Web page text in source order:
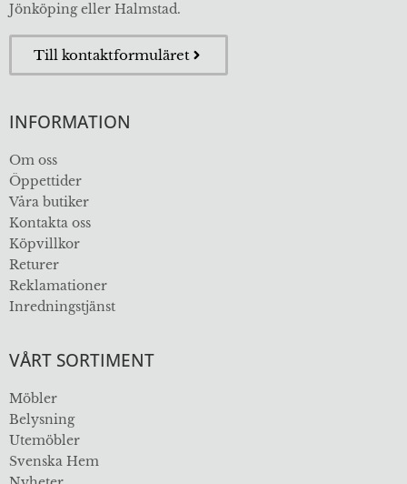
Jönköping eller Halmstad.
Till kontaktformuläret
INFORMATION
Om oss
Öppettider
Våra butiker
Kontakta oss
Köpvillkor
Returer
Reklamationer
Inredningstjänst
VÅRT SORTIMENT
Möbler
Belysning
Utemöbler
Svenska Hem